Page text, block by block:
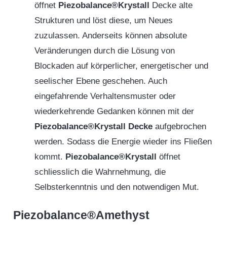
öffnet Piezobalance®Krystall Decke alte
Strukturen und löst diese, um Neues
zuzulassen. Anderseits können absolute
Veränderungen durch die Lösung von
Blockaden auf körperlicher, energetischer und
seelischer Ebene geschehen. Auch
eingefahrende Verhaltensmuster oder
wiederkehrende Gedanken können mit der
Piezobalance®Krystall Decke aufgebrochen
werden. Sodass die Energie wieder ins Fließen
kommt. Piezobalance®Krystall öffnet
schliesslich die Wahrnehmung, die
Selbsterkenntnis und den notwendigen Mut.
Piezobalance®Amethyst